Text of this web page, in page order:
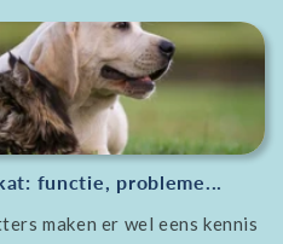
functie, probleme...
maken er wel eens kennis